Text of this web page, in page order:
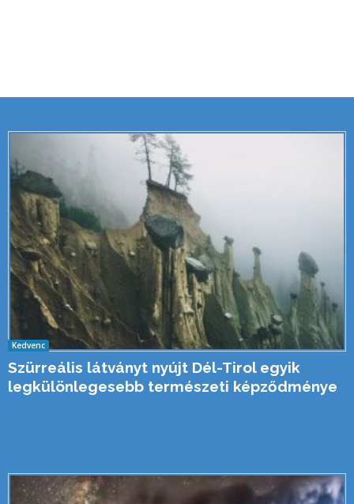
Kedvenc
Szürreális látványt nyújt Dél-Tirol egyik
legkülönlegesebb természeti képződménye